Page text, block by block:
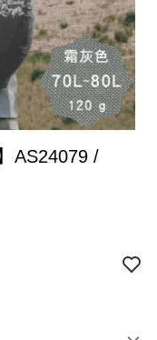
AS24079 /